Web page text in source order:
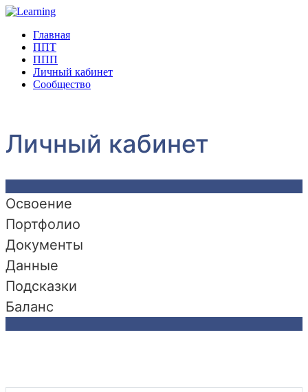
Главная
ППТ
ППП
Личный кабинет
Сообщество
Личный кабинет
Освоение
Портфолио
Документы
Данные
Подсказки
Баланс